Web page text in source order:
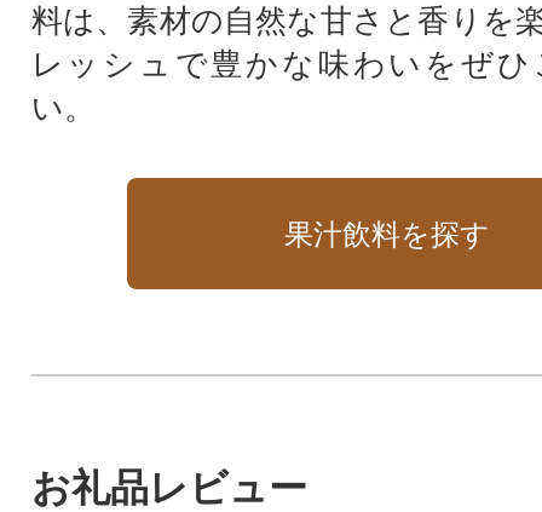
料は、素材の自然な甘さと香りを
レッシュで豊かな味わいをぜ
い。
果汁飲料を探す
お礼品レビュー